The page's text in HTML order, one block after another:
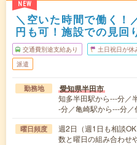
NEW
＼空いた時間で働く！
円も可！施設での見回
交通費別途支給あり 土日祝日が休
派遣
勤務地 愛知県半田市
知多半田駅から---分／
-分／亀崎駅から---分
曜日頻度
週2日（週1日も相談
数と曜日の組み合わせ